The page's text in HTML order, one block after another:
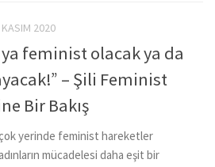
2020
feminist olacak ya da
– Şili Feminist
Bir Bakış
yerinde feminist hareketler
mücadelesi daha eşit bir